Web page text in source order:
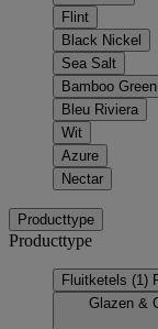
Flint
Black Nickel
Sea Salt
Bamboo Green
Bleu Riviera
Wit
Azure
Nectar
Producttype
Producttype
Fluitketels (1)
Glazen &